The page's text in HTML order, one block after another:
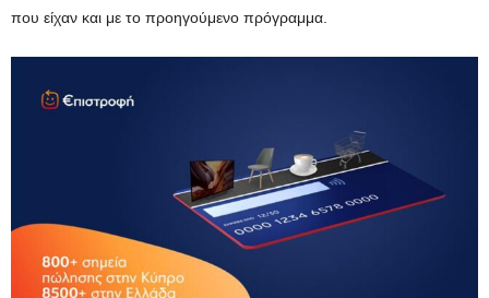
που είχαν και με το προηγούμενο πρόγραμμα.